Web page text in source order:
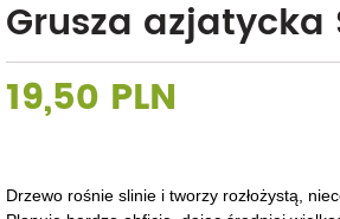
Grusza azjatycka
19,50 PLN
Drzewo rośnie slinie i tworzy rozłożystą,